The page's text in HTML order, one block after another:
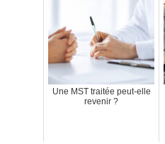
Une MST traitée peut-elle
revenir ?